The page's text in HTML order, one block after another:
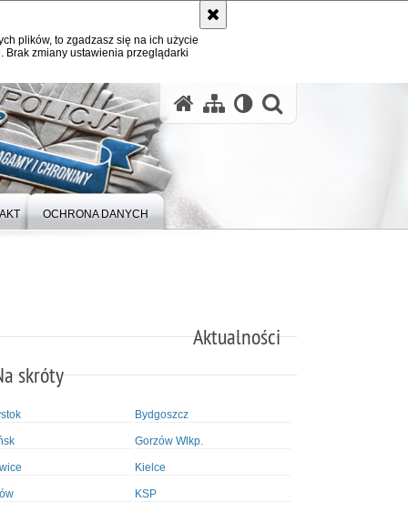
plików, to zgadzasz się na ich użycie
zmiany ustawienia przeglądarki
OCHRONA DANYCH
Aktualności
skróty
Bydgoszcz
Gorzów Wlkp.
Kielce
KSP